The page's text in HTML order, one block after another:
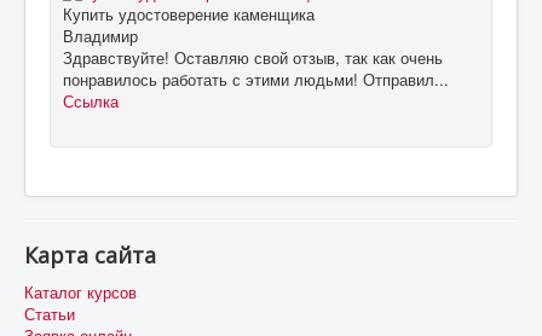
Купить удостоверение каменщика
Владимир
Здравствуйте! Оставляю свой отзыв, так как очень
понравилось работать с этими людьми! Отправил...
Ссылка
Карта сайта
Каталог курсов
Статьи